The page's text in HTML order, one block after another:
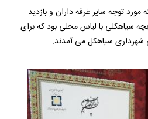
توجه سایر غرفه داران و بازدید
سیاهکلی با لباس محلی بود که برای
شهرداری سیاهکل می آمدند.